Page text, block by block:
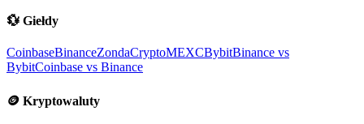
💱 Giełdy
CoinbaseBinanceZondaCryptoMEXCBybitBinance vs
BybitCoinbase vs Binance
🪙 Kryptowaluty